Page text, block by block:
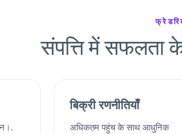
संपत्ति में सफलता
बिक्री रणनीतियाँ
अधिकतम पहुंच के साथ आधुनिक